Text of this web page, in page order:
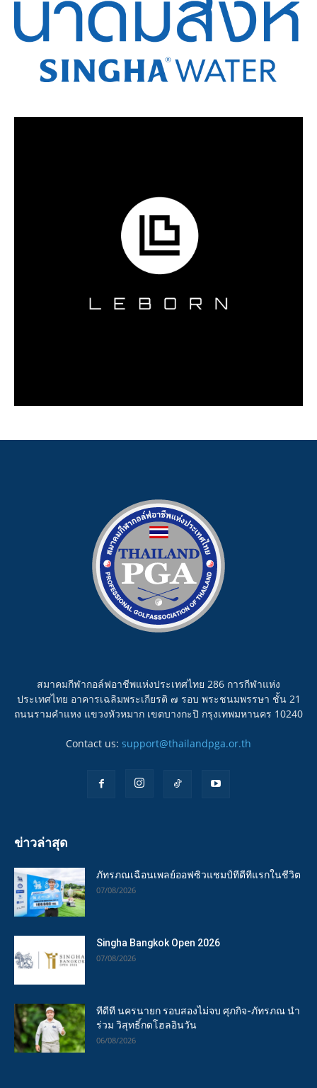
สมาคมกีฬากอล์ฟอาชีพแห่งประเทศไทย 286 การกีฬาแห่ง
ประเทศไทย อาคารเฉลิมพระเกียรติ ๗ รอบ พระชนมพรรษา ชั้น 21
ถนนรามคำแหง แขวงหัวหมาก เขตบางกะปิ กรุงเทพมหานคร 10240
Contact us: support@thailandpga.or.th
ข่าวล่าสุด
ภัทรภณเฉือนเพลย์ออฟซิวแชมป์ทีดีทีแรกในชีวิต
07/08/2026
Singha Bangkok Open 2026
07/08/2026
ทีดีที นครนายก รอบสองไม่จบ ศุภกิจ-ภัทรภณ นำ
ร่วม วิสุทธิ์กดโฮลอินวัน
06/08/2026